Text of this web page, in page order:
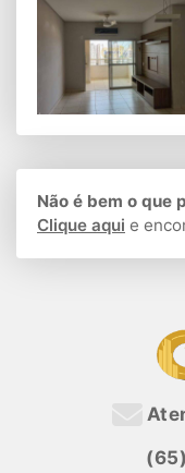
Não é bem o que
Clique aqui e